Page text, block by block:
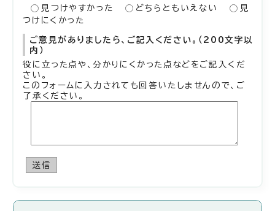
見つけやすかった
どちらともいえない
見
つけにくかった
ご意見がありましたら、ご記入ください。（200文字以
内）
役に立った点や、分かりにくかった点などをご記入くだ
さい。
このフォームに入力されても回答いたしませんので、ご
了承ください。
送信